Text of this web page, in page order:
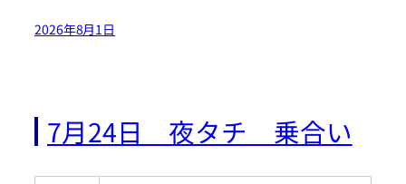
2026年8月1日
7月24日 夜タチ 乗合い